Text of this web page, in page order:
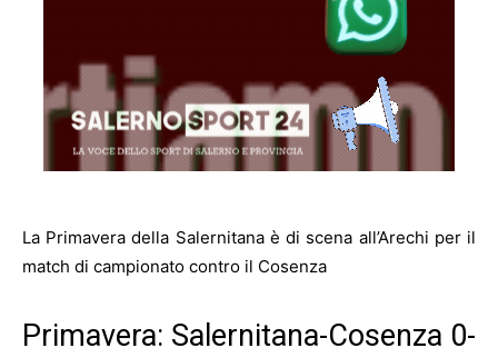
La Primavera della Salernitana è di scena all’Arechi per il
match di campionato contro il Cosenza
Primavera: Salernitana-Cosenza 0-